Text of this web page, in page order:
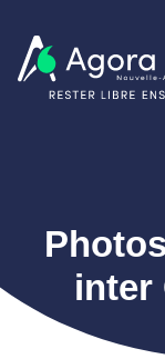
inter